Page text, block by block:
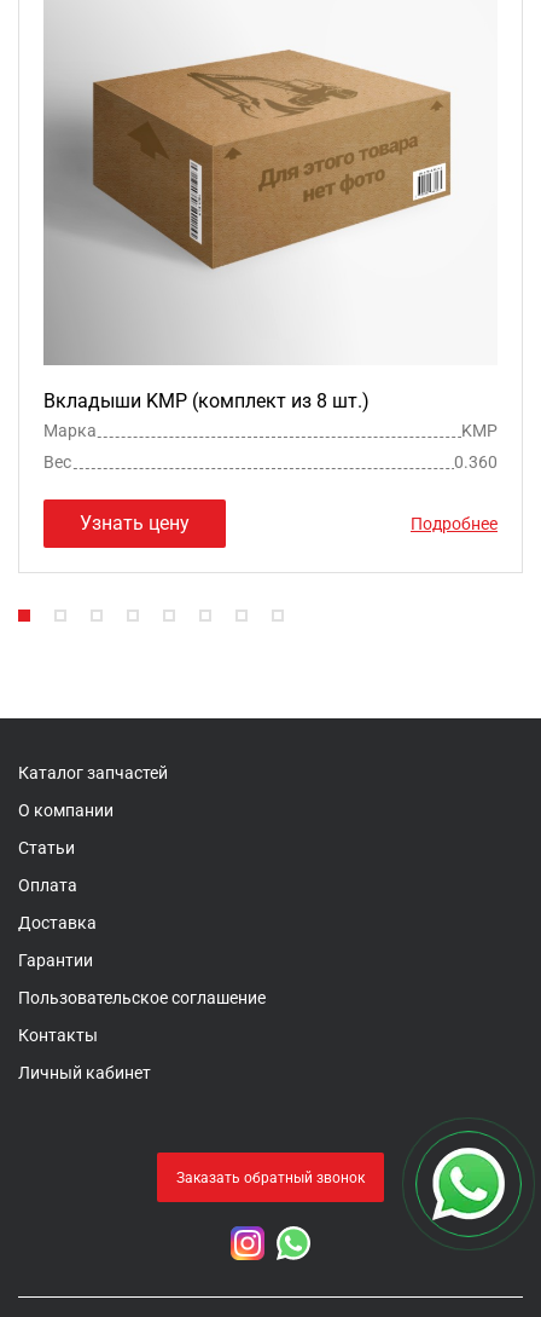
Вкладыши KMP (комплект из 8 шт.)
Марка
KMP
Вес
0.360
Узнать цену Подробнее
Каталог запчастей
О компании
Статьи
Оплата
Доставка
Гарантии
Пользовательское соглашение
Контакты
Личный кабинет
Заказать обратный звонок